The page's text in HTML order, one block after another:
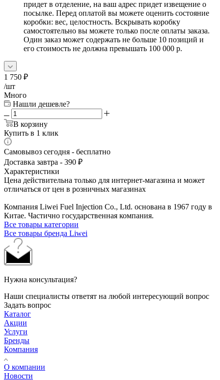
придет в отделение, на ваш адрес придет извещение о
посылке. Перед оплатой вы можете оценить состояние
коробки: вес, целостность. Вскрывать коробку
самостоятельно вы можете только после оплаты заказа.
Один заказ может содержать не больше 10 позиций и
его стоимость не должна превышать 100 000 р.
1 750 ₽
/шт
Много
Нашли дешевле?
В корзину
Купить в 1 клик
Самовывоз сегодня - бесплатно
Доставка завтра - 390 ₽
Характеристики
Цена действительна только для интернет-магазина и может
отличаться от цен в розничных магазинах
Компания Liwei Fuel Injection Co., Ltd. основана в 1967 году в
Китае. Частично государственная компания.
Все товары категории
Все товары бренда Liwei
Нужна консультация?
Наши специалисты ответят на любой интересующий вопрос
Задать вопрос
Каталог
Акции
Услуги
Бренды
Компания
О компании
Новости